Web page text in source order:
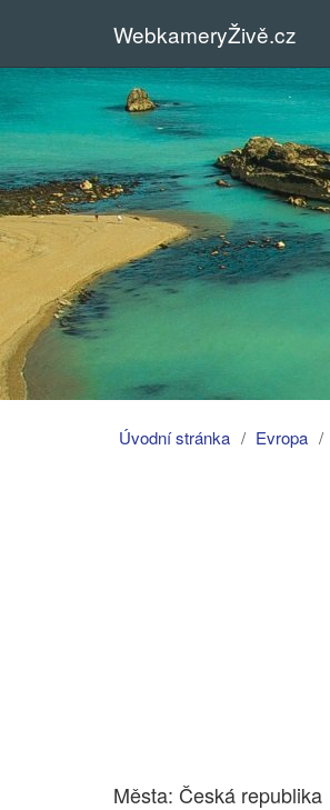
WebkameryŽivě.cz
Úvodní stránka Evropa
Města: Česká republika